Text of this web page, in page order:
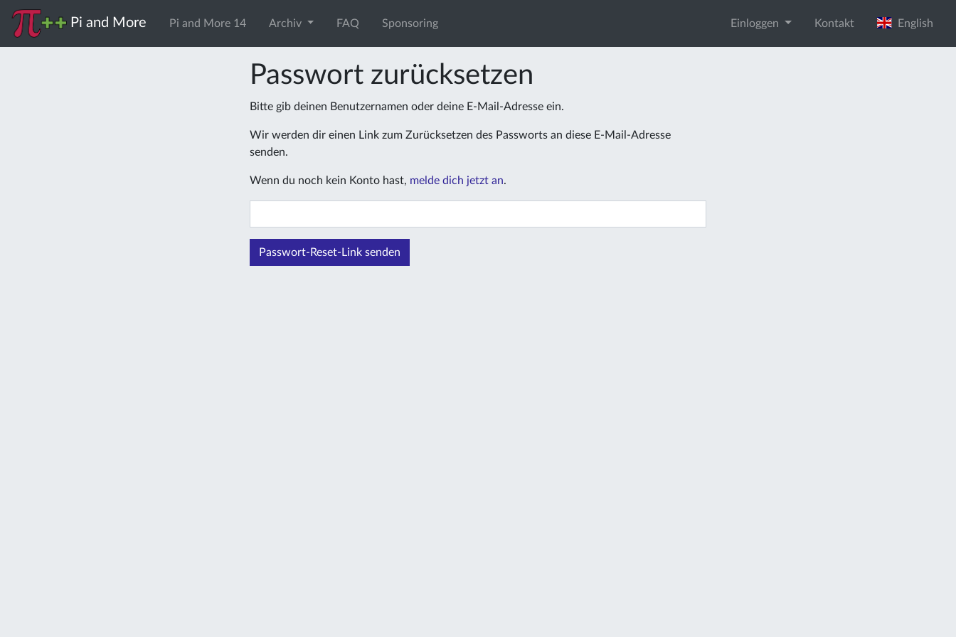
Pi and More Pi and More 14 Archiv FAQ Sponsoring Einloggen Kontakt English
Passwort zurücksetzen
Bitte gib deinen Benutzernamen oder deine E-Mail-Adresse ein.
Wir werden dir einen Link zum Zurücksetzen des Passworts an diese E-Mail-Adresse
senden.
Wenn du noch kein Konto hast, melde dich jetzt an.